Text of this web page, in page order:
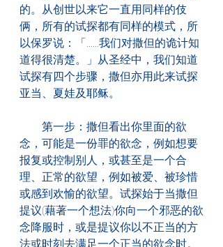
的。从创世以来它一直用同样的伎
俩，所有的试探都有同样的模式，所
以保罗说：「......我们对撒但的诡计知
道得很清楚。」从圣经中，我们知道
试探有四个步骤，撒但亦用此来试探
亚当、夏娃及耶稣。
第一步：撒但看出你里面的欲
念，可能是一份罪的欲念，例如想要
报复或控制别人，或甚至是一个合
理、正常的欲望，例如被爱、被珍惜
或感到欢愉的欲望。试探始于当撒但
提议(藉著一个想法)你向一个邪恶的欲
念降服时，或是提议你以不正当的方
法或时刻去满足一个正当的欲念时。